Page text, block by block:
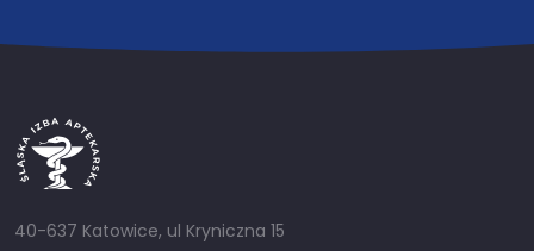
40-637 Katowice, ul Kryniczna 15